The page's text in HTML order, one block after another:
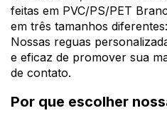
feitas em PVC/PS/PET
em três tamanhos
Nossas reguas
e eficaz de promover sua
de contato.
Por que escolher